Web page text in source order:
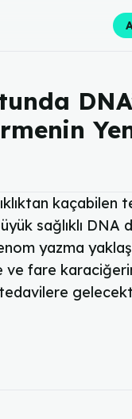
kaçabilen
sağlıklı DNA
yazma
ve fare